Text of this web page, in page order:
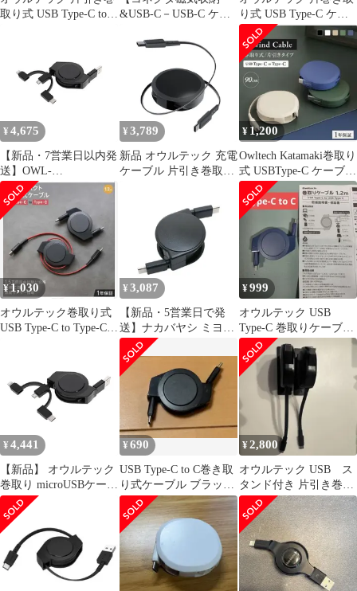
取り式 USB Type-C to C
&USB-C－USB-C ケー
充電ケーブル240 w usb-
Type C to usb-Type C け
ーブルPD対応240ワ/5A
QC5.0 高速充電 type -c
最大240ワ 高速データ
転送 充電 ...
り式 USB Type-C ケー
ブル 90cm ホワイト
¥ 4,675
【新品・7営業日以内発
送】OWL-
CBR2AMLC10-BK 軽
量・コンパクトな両引
き巻取り３ｉｎ１ケー
OWLCBR2AMLC10BK
【沖縄離島販売不可】
¥ 3,789
新品 オウルテック 充電
ケーブル 片引き巻取り
き】急速充電 PD60W
データ通信対応 温度セ
ンサー搭載 巻取り
katamaki 片引き
iPhone17/16/15シリー
ズ/スマートフォン/タブ
レット
¥ 1,200
Owltech Katamaki巻取り
式 USBType-C ケーブル
90cm
¥1,030
オウルテック巻取り式
USB Type-C to Type-C
¥ 3,087
【新品・5営業日で発
送】ナカバヤシ ミヨシ
URC-CC10G USB3.2
Gen2対応 超高速データ
転送 USB Type-C 巻き
取り式ケーブル
URCCC10G(URC-
CC10G)
¥999
オウルテック USB
Type-C 巻取りケーブル
1.2m
¥ 4,441
【新品】 オウルテック
巻取り microUSBケーブ
ル ライトニング変換ア
ダプタ/Type-C変換アダ
プタ付き 3 in 1 ケーブ
ル 両引き 軽量 コンパ
クト 静音 MFi認証取得
1.0m ブラック OWL-
¥690
USB Type-C to C巻き取
り式ケーブル ブラック
オウルテック
¥2,800
オウルテック USB ス
タンド付き 片引き巻取
り式 PD60W